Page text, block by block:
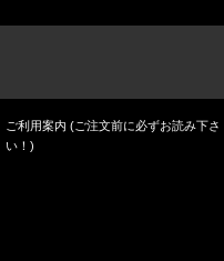
ご利用案内 (ご注文前に必ずお読み下さ
い！)